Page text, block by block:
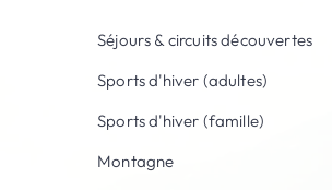
Séjours & circuits découvertes
Sports d'hiver (adultes)
Sports d'hiver (famille)
Montagne